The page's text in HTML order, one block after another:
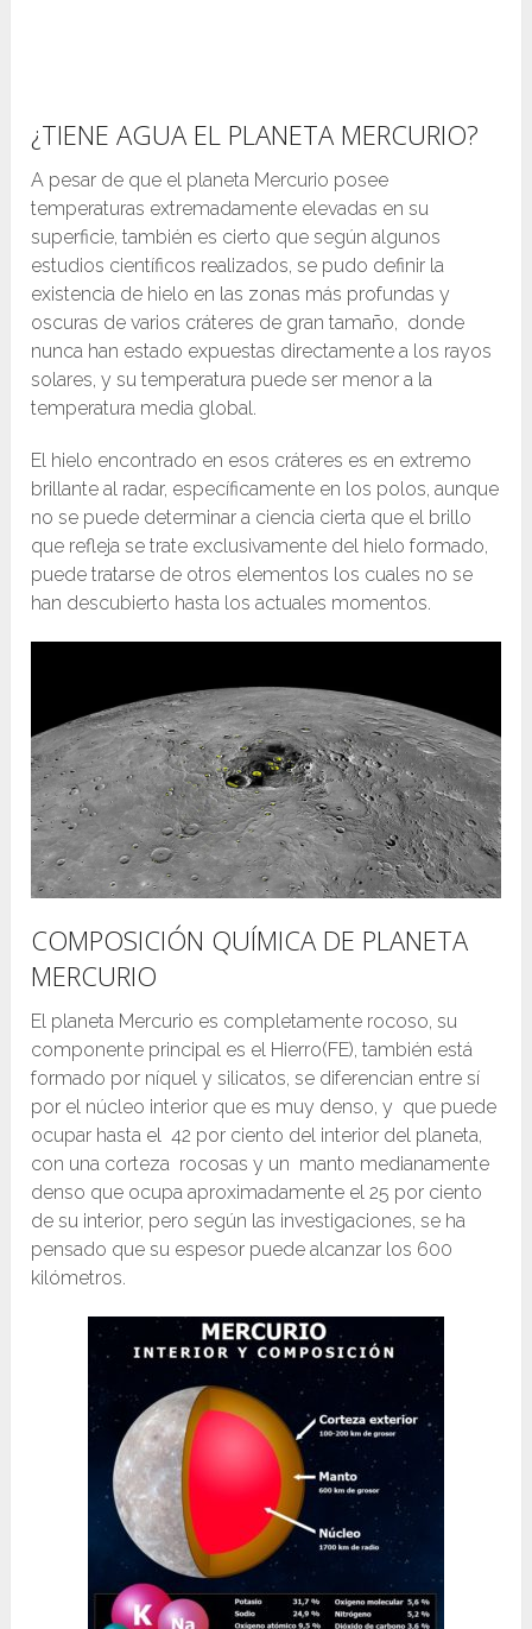
¿TIENE AGUA EL PLANETA MERCURIO?
A pesar de que el planeta Mercurio posee
temperaturas extremadamente elevadas en su
superficie, también es cierto que según algunos
estudios científicos realizados, se pudo definir la
existencia de hielo en las zonas más profundas y
oscuras de varios cráteres de gran tamaño, donde
nunca han estado expuestas directamente a los rayos
solares, y su temperatura puede ser menor a la
temperatura media global.
El hielo encontrado en esos cráteres es en extremo
brillante al radar, específicamente en los polos, aunque
no se puede determinar a ciencia cierta que el brillo
que refleja se trate exclusivamente del hielo formado,
puede tratarse de otros elementos los cuales no se
han descubierto hasta los actuales momentos.
COMPOSICIÓN QUÍMICA DE PLANETA
MERCURIO
El planeta Mercurio es completamente rocoso, su
componente principal es el Hierro(FE), también está
formado por níquel y silicatos, se diferencian entre sí
por el núcleo interior que es muy denso, y que puede
ocupar hasta el 42 por ciento del interior del planeta,
con una corteza rocosas y un manto medianamente
denso que ocupa aproximadamente el 25 por ciento
de su interior, pero según las investigaciones, se ha
pensado que su espesor puede alcanzar los 600
kilómetros.